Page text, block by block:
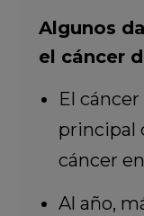
Algunos
el cáncer
El
principal
cáncer
Al año,